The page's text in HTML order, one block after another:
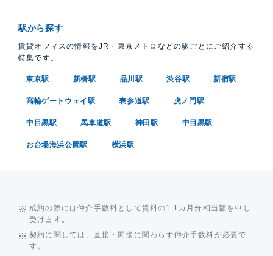
駅から探す
賃貸オフィスの情報をJR・東京メトロなどの駅ごとにご紹介する
特集です。
東京駅 新橋駅 品川駅 渋谷駅 新宿駅
高輪ゲートウェイ駅 表参道駅 虎ノ門駅
中目黒駅 馬車道駅 神田駅 中目黒駅
お台場海浜公園駅 横浜駅
成約の際には仲介手数料として賃料の1.1カ月分相当額を申し
受けます。
契約に関しては、直接・間接に関わらず仲介手数料が必要で
す。